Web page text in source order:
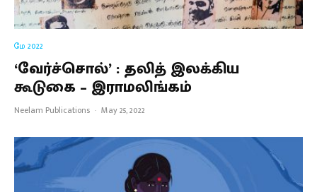
மே 2022
‘வேர்ச்சொல்’ : தலித் இலக்கிய
கூடுகை – இராமலிங்கம்
Neelam Publications · May 25, 2022